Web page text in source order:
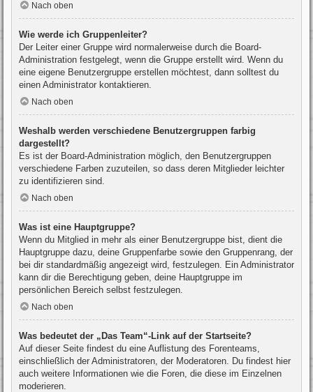
Nach oben
Wie werde ich Gruppenleiter?
Der Leiter einer Gruppe wird normalerweise durch die Board-
Administration festgelegt, wenn die Gruppe erstellt wird. Wenn du
eine eigene Benutzergruppe erstellen möchtest, dann solltest du
einen Administrator kontaktieren.
Nach oben
Weshalb werden verschiedene Benutzergruppen farbig
dargestellt?
Es ist der Board-Administration möglich, den Benutzergruppen
verschiedene Farben zuzuteilen, so dass deren Mitglieder leichter
zu identifizieren sind.
Nach oben
Was ist eine Hauptgruppe?
Wenn du Mitglied in mehr als einer Benutzergruppe bist, dient die
Hauptgruppe dazu, deine Gruppenfarbe sowie den Gruppenrang, der
bei dir standardmäßig angezeigt wird, festzulegen. Ein Administrator
kann dir die Berechtigung geben, deine Hauptgruppe im
persönlichen Bereich selbst festzulegen.
Nach oben
Was bedeutet der „Das Team“-Link auf der Startseite?
Auf dieser Seite findest du eine Auflistung des Forenteams,
einschließlich der Administratoren, der Moderatoren. Du findest hier
auch weitere Informationen wie die Foren, die diese im Einzelnen
moderieren.